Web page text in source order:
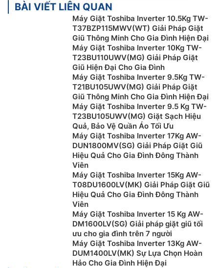
Máy giặt cửa trên (máy giặt lồng đứng)
Máy giặt cửa trên là dòng máy thông dụng có thiết kế
đơn giản với bảng điều khiển được đặt phía trên, dễ
quan sát và điều khiển. Loại máy giặt này sử dụng
lồng đứng hoặc lồng nghiêng, các chi tiết linh kiện dễ
tìm kiếm và thay thế khi bị hỏng, xuống cấp.
Giá bán của máy giặt lồng đứng cũng rất phải chăng,
chỉ với khoảng hơn 2 triệu đồng là bạn đã có thể sở
hữu một chiếc máy giặt lồng đứng. Ngoài ra, ưu điểm
lớn của dòng máy này là chúng rất tiết kiệm điện khi
Tuy nhiên, do đặc trưng trong thiết kế nên máy giặt
cửa trên thường tiêu tốn nhiều nước hơn so với các
loại máy khác. Bên cạnh đó, máy cũng thường bị rung
lắc khi vắt quần áo, hiệu quả giặt sạch chưa cao và
các chương trình giặt tích hợp còn hạn chế.
BÀI VIẾT LIÊN QUAN
Máy Giặt Toshiba Inverter 10.5Kg TW-
T37BZP115MWV(WT) Giải Pháp Giặt
Giũ Thông Minh Cho Gia Đình Hiện Đại
Máy Giặt Toshiba Inverter 10Kg TW-
T23BU110UWV(MG) Giải Pháp Giặt
Giũ Hiện Đại Cho Gia Đình
Máy Giặt Toshiba Inverter 9.5Kg TW-
T21BU105UWV(MG) Giải Pháp Giặt
Giũ Thông Minh Cho Gia Đình Hiện Đại
Máy Giặt Toshiba Inverter 9.5 Kg TW-
T23BU105UWV(MG) Giặt Sạch Hiệu
Quả, Bảo Vệ Quần Áo Tối Ưu
Máy Giặt Toshiba Inverter 17Kg AW-
DUN1800MV(SG) Giải Pháp Giặt Giũ
Hiệu Quả Cho Gia Đình Đông Thành
Viên
Máy Giặt Toshiba Inverter 15Kg AW-
T08DU1600LV(MK) Giải Pháp Giặt Giũ
Hiệu Quả Cho Gia Đình Đông Thành
Viên
Máy Giặt Toshiba Inverter 15 Kg AW-
DM1600LV(SG) Giải pháp giặt giũ tối
ưu cho gia đình trên 7 người
Máy Giặt Toshiba Inverter 13Kg AW-
DUM1400LV(MK) Sự Lựa Chọn Hoàn
Hảo Cho Gia Đình Hiện Đại